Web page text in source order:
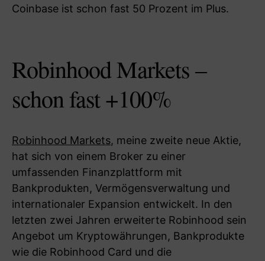
Coinbase ist schon fast 50 Prozent im Plus.
Robinhood Markets –
schon fast +100%
Robinhood Markets, meine zweite neue Aktie,
hat sich von einem Broker zu einer
umfassenden Finanzplattform mit
Bankprodukten, Vermögensverwaltung und
internationaler Expansion entwickelt. In den
letzten zwei Jahren erweiterte Robinhood sein
Angebot um Kryptowährungen, Bankprodukte
wie die Robinhood Card und die